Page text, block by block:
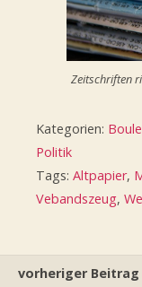
Zeitschriften
Kategorien:
Politik
Tags: Altpapier,
Vebandszeug,
vorheriger Beitrag